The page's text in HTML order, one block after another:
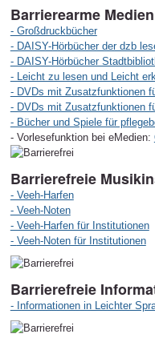
Barrierearme Medien
- Großdruckbücher
- DAISY-Hörbücher der dzb
- DAISY-Hörbücher
- Leicht zu lesen und Leicht
- DVDs mit Zusatzfunktionen
- DVDs mit Zusatzfunktionen
- Bücher und Spiele für
- Vorlesefunktion bei eMedien:
Barrierefreie
- Veeh-Harfen
- Veeh-Noten
- Veeh-Harfen für Institutionen
- Veeh-Noten für Institutionen
Barrierefreie
- Informationen in Leichter